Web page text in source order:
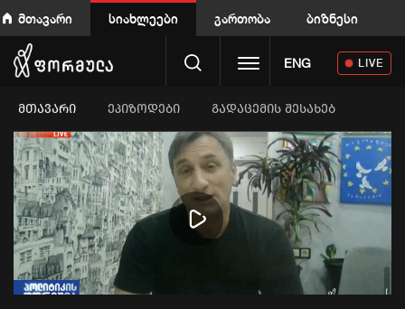
მთავარი სიახლეები გართობა ბიზნესი
Toggle navigation
ENG LIVE
ᲛᲗᲐᲕᲐᲠᲘ ეპიზოდები გადაცემის შესახებ
Video